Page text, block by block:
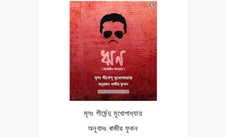
মূলঃ শীৰ্ষেন্দু মুখোপাধ্যায়
অনুবাদঃ ৰাজীৱ ফুকন